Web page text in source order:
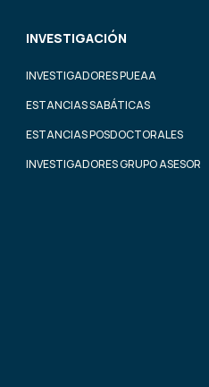
INVESTIGACIÓN
INVESTIGADORES PUEAA
ESTANCIAS SABÁTICAS
ESTANCIAS POSDOCTORALES
INVESTIGADORES GRUPO ASESOR